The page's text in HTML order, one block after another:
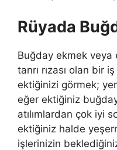
Rüyada
Buğday ekmek
tanrı rızası olan bir
ektiğinizi görmek;
eğer ektiğiniz
atılımlardan çok iyi
ektiğiniz halde
işlerinizin